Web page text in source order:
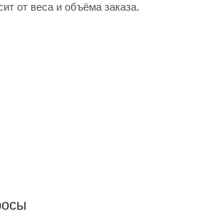
от веса и объёма заказа.